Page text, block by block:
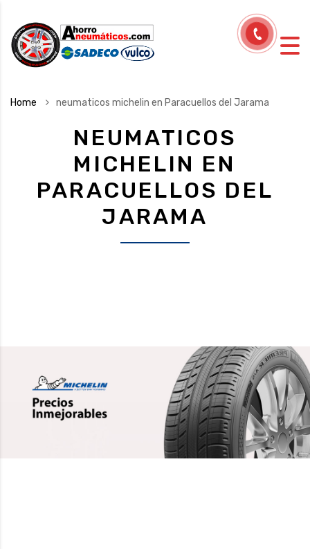
Home neumaticos michelin en Paracuellos del Jarama
NEUMATICOS
MICHELIN EN
PARACUELLOS DEL
JARAMA